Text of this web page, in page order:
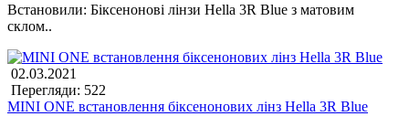
Встановили: Біксенонові лінзи Hella 3R Blue з матовим
склом..
02.03.2021
Перегляди: 522
MINI ONE встановлення біксенонових лінз Hella 3R Blue